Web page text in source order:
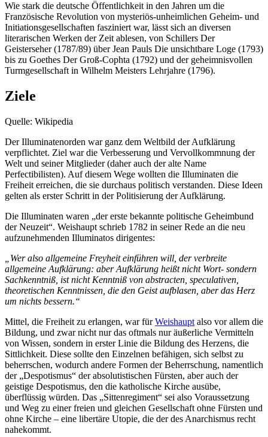
Wie stark die deutsche Öffentlichkeit in den Jahren um die
Französische Revolution von mysteriös-unheimlichen Geheim- und
Initiationsgesellschaften fasziniert war, lässt sich an diversen
literarischen Werken der Zeit ablesen, von Schillers Der
Geisterseher (1787/89) über Jean Pauls Die unsichtbare Loge (1793)
bis zu Goethes Der Groß-Cophta (1792) und der geheimnisvollen
Turmgesellschaft in Wilhelm Meisters Lehrjahre (1796).
Ziele
Quelle: Wikipedia
Der Illuminatenorden war ganz dem Weltbild der Aufklärung
verpflichtet. Ziel war die Verbesserung und Vervollkommnung der
Welt und seiner Mitglieder (daher auch der alte Name
Perfectibilisten). Auf diesem Wege wollten die Illuminaten die
Freiheit erreichen, die sie durchaus politisch verstanden. Diese Ideen
gelten als erster Schritt in der Politisierung der Aufklärung.
Die Illuminaten waren „der erste bekannte politische Geheimbund
der Neuzeit“. Weishaupt schrieb 1782 in seiner Rede an die neu
aufzunehmenden Illuminatos dirigentes:
„Wer also allgemeine Freyheit einführen will, der verbreite
allgemeine Aufklärung: aber Aufklärung heißt nicht Wort- sondern
Sachkenntniß, ist nicht Kenntniß von abstracten, speculativen,
theoretischen Kenntnissen, die den Geist aufblasen, aber das Herz
um nichts bessern.“
Mittel, die Freiheit zu erlangen, war fürWeishaupt also vor allem die
Bildung, und zwar nicht nur das oftmals nur äußerliche Vermitteln
von Wissen, sondern in erster Linie die Bildung des Herzens, die
Sittlichkeit. Diese sollte den Einzelnen befähigen, sich selbst zu
beherrschen, wodurch andere Formen der Beherrschung, namentlich
der „Despotismus“ der absolutistischen Fürsten, aber auch der
geistige Despotismus, den die katholische Kirche ausübe,
überflüssig würden. Das „Sittenregiment“ sei also Voraussetzung
und Weg zu einer freien und gleichen Gesellschaft ohne Fürsten und
ohne Kirche – eine libertäre Utopie, die der des Anarchismus recht
nahekommt.